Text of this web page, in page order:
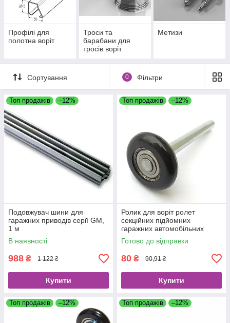
Профілі для
полотна воріт
Троси та
барабани для
тросів воріт
Метизи
Сортування 0 Фільтри
Топ продажів –12%
Подовжувач шини для
гаражних приводів серії GM,
1 м
В наявності
988 ₴ 1 122 ₴
Купити
Топ продажів –12%
Ролик для воріт ролет
секційних підйомних
гаражних автомобільних
46мм вісь 11мм L=120мм
Готово до відправки
80 ₴ 90,91 ₴
Купити
Топ продажів –12% Топ продажів –12%